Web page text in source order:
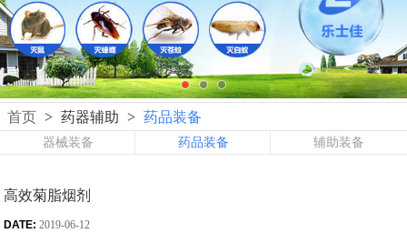
首页 > 药器辅助 > 药品装备
器械装备 药品装备 辅助装备
高效菊脂烟剂
DATE: 2019-06-12